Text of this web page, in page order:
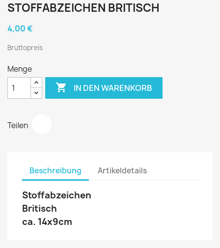
STOFFABZEICHEN BRITISCH
4,00 €
Bruttopreis
Menge
 IN DEN WARENKORB
Teilen
Beschreibung Artikeldetails
Stoffabzeichen
Britisch
ca. 14x9cm